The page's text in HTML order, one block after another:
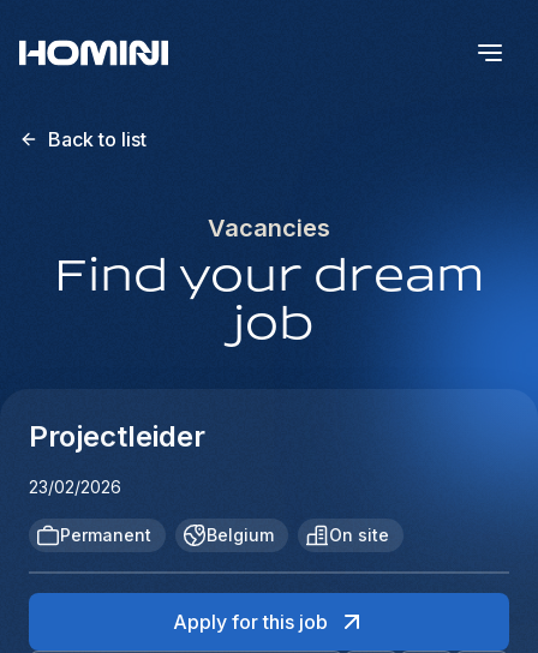
Back to list
Vacancies
Find your dream
job
Projectleider
23/02/2026
Permanent Belgium On site
Apply for this job